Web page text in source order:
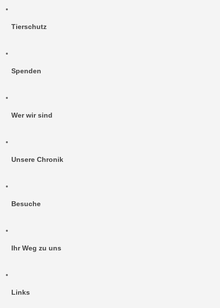
Tierschutz
Spenden
Wer wir sind
Unsere Chronik
Besuche
Ihr Weg zu uns
Links